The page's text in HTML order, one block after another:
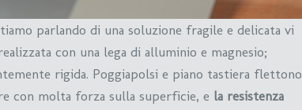
parlando di una soluzione fragile e delicata vi
con una lega di alluminio e magnesio;
rigida. Poggiapolsi e piano tastiera flettono
con molta forza sulla superficie, e la resistenza